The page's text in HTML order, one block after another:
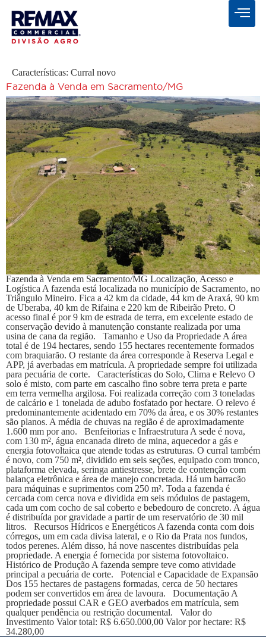
Características: Curral novo
Fazenda à Venda em Sacramento/MG
Fazenda à Venda em Sacramento/MG Localização, Acesso e
Logística A fazenda está localizada no município de Sacramento, no
Triângulo Mineiro. Fica a 42 km da cidade, 44 km de Araxá, 90 km
de Uberaba, 40 km de Rifaina e 220 km de Ribeirão Preto. O
acesso final é por 9 km de estrada de terra, em excelente estado de
conservação devido à manutenção constante realizada por uma
usina de cana da região. Tamanho e Uso da Propriedade A área
total é de 194 hectares, sendo 155 hectares recentemente formados
com braquiarão. O restante da área corresponde à Reserva Legal e
APP, já averbadas em matrícula. A propriedade sempre foi utilizada
para pecuária de corte. Características do Solo, Clima e Relevo O
solo é misto, com parte em cascalho fino sobre terra preta e parte
em terra vermelha argilosa. Foi realizada correção com 3 toneladas
de calcário e 1 tonelada de adubo fosfatado por hectare. O relevo é
predominantemente acidentado em 70% da área, e os 30% restantes
são planos. A média de chuvas na região é de aproximadamente
1.600 mm por ano. Benfeitorias e Infraestrutura A sede é nova,
com 130 m², água encanada direto de mina, aquecedor a gás e
energia fotovoltaica que atende todas as estruturas. O curral também
é novo, com 750 m², dividido em seis seções, equipado com tronco,
plataforma elevada, seringa antiestresse, brete de contenção com
balança eletrônica e área de manejo concretada. Há um barracão
para máquinas e suprimentos com 250 m². Toda a fazenda é
cercada com cerca nova e dividida em seis módulos de pastagem,
cada um com cocho de sal coberto e bebedouro de concreto. A água
é distribuída por gravidade a partir de um reservatório de 30 mil
litros. Recursos Hídricos e Energéticos A fazenda conta com dois
córregos, um em cada divisa lateral, e o Rio da Prata nos fundos,
todos perenes. Além disso, há nove nascentes distribuídas pela
propriedade. A energia é fornecida por sistema fotovoltaico.
Histórico de Produção A fazenda sempre teve como atividade
principal a pecuária de corte. Potencial e Capacidade de Expansão
Dos 155 hectares de pastagens formadas, cerca de 50 hectares
podem ser convertidos em área de lavoura. Documentação A
propriedade possui CAR e GEO averbados em matrícula, sem
qualquer pendência ou restrição documental. Valor do
Investimento Valor total: R$ 6.650.000,00 Valor por hectare: R$
34.280,00